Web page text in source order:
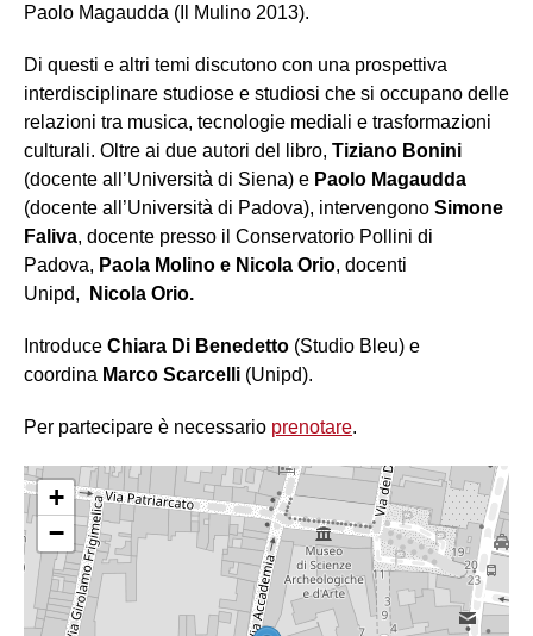
Paolo Magaudda (Il Mulino 2013).
Di questi e altri temi discutono con una prospettiva
interdisciplinare studiose e studiosi che si occupano delle
relazioni tra musica, tecnologie mediali e trasformazioni
culturali. Oltre ai due autori del libro, Tiziano Bonini
(docente all’Università di Siena) e Paolo Magaudda
(docente all’Università di Padova), intervengono Simone
Faliva, docente presso il Conservatorio Pollini di
Padova, Paola Molino e Nicola Orio, docenti
Unipd,
Nicola Orio.
Introduce Chiara Di Benedetto (Studio Bleu) e
coordina Marco Scarcelli (Unipd).
Per partecipare è necessario prenotare.
+
−